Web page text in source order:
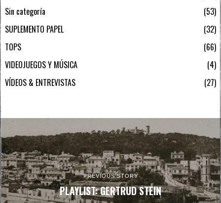
Sin categoría
53
SUPLEMENTO PAPEL
32
TOPS
66
VIDEOJUEGOS Y MÚSICA
4
VÍDEOS & ENTREVISTAS
27
PREVIOUS STORY
PLAYLIST: GERTRUD STEIN